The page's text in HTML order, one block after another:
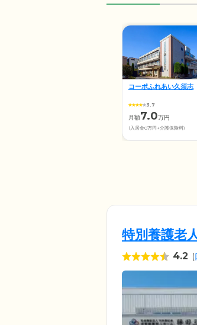
コーポふれあい久須志
3.7
月額7.0万円
(入居金0万円+介護保険料)
特別養護老
4.2 (